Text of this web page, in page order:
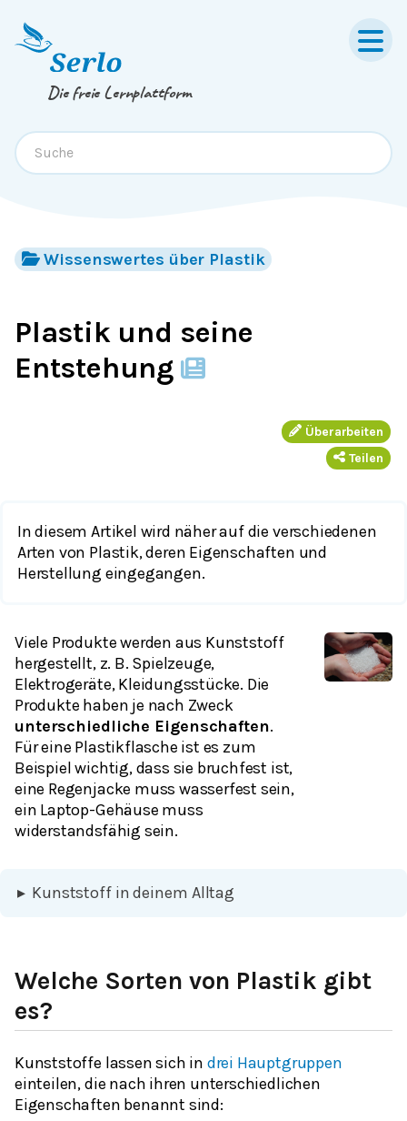
Springe zum
Die freie Lernplattform
Wissenswertes über Plastik
Plastik und seine
Entstehung
Überarbeiten
Teilen
In diesem Artikel wird näher auf die verschiedenen
Arten von Plastik, deren Eigenschaften und
Herstellung eingegangen.
Viele Produkte werden aus Kunststoff
hergestellt, z. B. Spielzeuge,
Elektrogeräte, Kleidungsstücke. Die
Produkte haben je nach Zweck
unterschiedliche Eigenschaften.
Für eine Plastikflasche ist es zum
Beispiel wichtig, dass sie bruchfest ist,
eine Regenjacke muss wasserfest sein,
ein Laptop-Gehäuse muss
widerstandsfähig sein.
▸ Kunststoff in deinem Alltag
Welche Sorten von Plastik gibt
es?
Kunststoffe lassen sich in drei Hauptgruppen
einteilen, die nach ihren unterschiedlichen
Eigenschaften benannt sind: